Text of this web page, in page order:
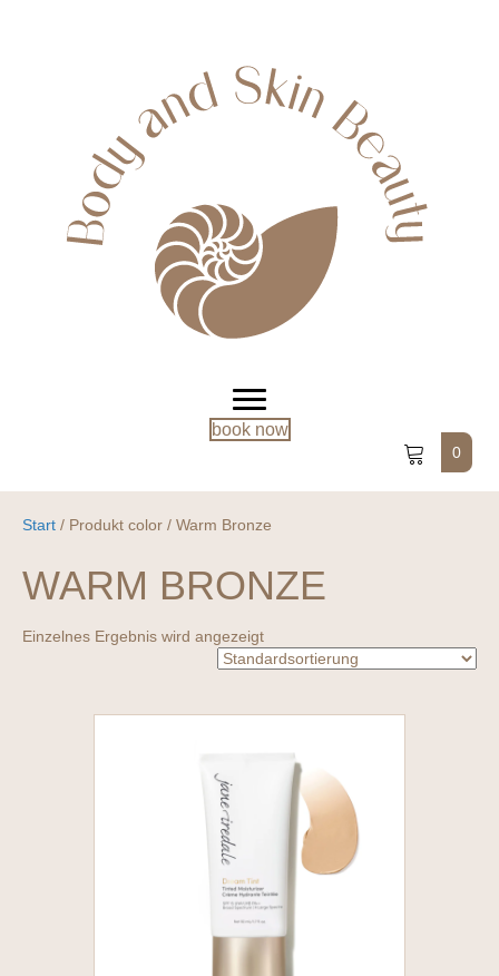
book now
0
Start / Produkt color / Warm Bronze
WARM BRONZE
Einzelnes Ergebnis wird angezeigt